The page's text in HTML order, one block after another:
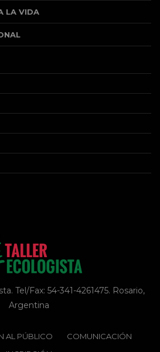
LA VIDA
Tel/Fax: 54-341-4261475. Rosario,
Argentina
AL PÚBLICO
COMUNICACIÓN